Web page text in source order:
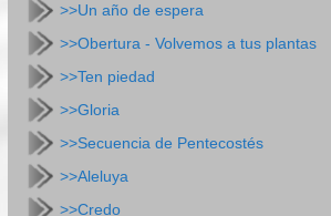
>>Un año de espera
>>Obertura - Volvemos a tus plantas
>>Ten piedad
>>Gloria
>>Secuencia de Pentecostés
>>Aleluya
>>Credo